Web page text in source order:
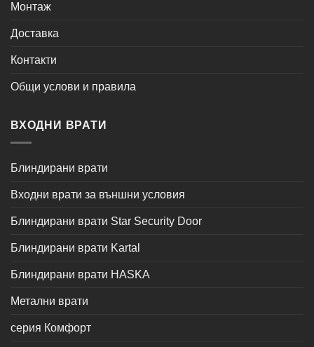
Монтаж
Доставка
Контакти
Общи услови и правила
ВХОДНИ ВРАТИ
Блиндирани врати
Входни врати за външни условия
Блиндирани врати Star Security Door
Блиндирани врати Kartal
Блиндирани врати HASKA
Метални врати
серия Комфорт